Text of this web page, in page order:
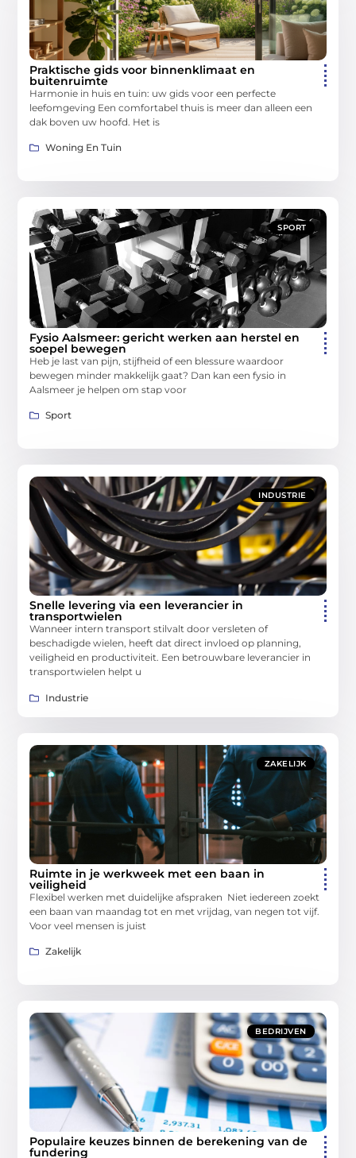
Praktische gids voor binnenklimaat en
buitenruimte
Harmonie in huis en tuin: uw gids voor een perfecte
leefomgeving Een comfortabel thuis is meer dan alleen een
dak boven uw hoofd. Het is
Woning En Tuin
SPORT
Fysio Aalsmeer: gericht werken aan herstel en
soepel bewegen
Heb je last van pijn, stijfheid of een blessure waardoor
bewegen minder makkelijk gaat? Dan kan een fysio in
Aalsmeer je helpen om stap voor
Sport
INDUSTRIE
Snelle levering via een leverancier in
transportwielen
Wanneer intern transport stilvalt door versleten of
beschadigde wielen, heeft dat direct invloed op planning,
veiligheid en productiviteit. Een betrouwbare leverancier in
transportwielen helpt u
Industrie
ZAKELIJK
Ruimte in je werkweek met een baan in
veiligheid
Flexibel werken met duidelijke afspraken Niet iedereen zoekt
een baan van maandag tot en met vrijdag, van negen tot vijf.
Voor veel mensen is juist
Zakelijk
BEDRIJVEN
Populaire keuzes binnen de berekening van de
fundering